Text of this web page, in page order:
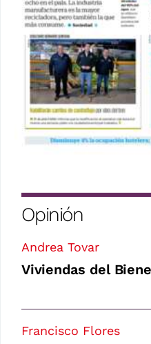
Opinión
Andrea Tovar
Viviendas del
Francisco Flores